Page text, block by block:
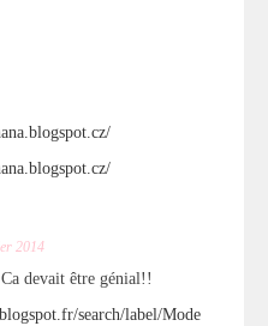
2014
devait être génial!!
search/label/Mode